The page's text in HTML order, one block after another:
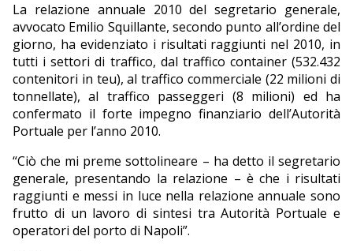
La relazione annuale 2010 del segretario generale,
avvocato Emilio Squillante, secondo punto all’ordine del
giorno, ha evidenziato i risultati raggiunti nel 2010, in
tutti i settori di traffico, dal traffico container (532.432
contenitori in teu), al traffico commerciale (22 milioni di
tonnellate), al traffico passeggeri (8 milioni) ed ha
confermato il forte impegno finanziario dell’Autorità
Portuale per l’anno 2010.
“Ciò che mi preme sottolineare – ha detto il segretario
generale, presentando la relazione – è che i risultati
raggiunti e messi in luce nella relazione annuale sono
frutto di un lavoro di sintesi tra Autorità Portuale e
operatori del porto di Napoli”.